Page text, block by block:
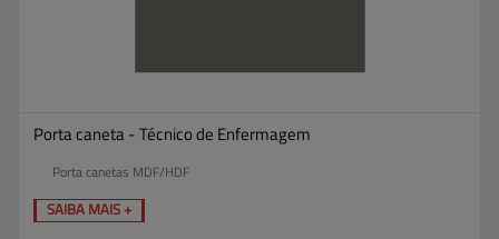
Porta caneta - Técnico de Enfermagem
Porta canetas MDF/HDF
SAIBA MAIS +